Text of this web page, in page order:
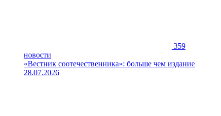
359
новости
«Вестник соотечественника»: больше чем издание
28.07.2026